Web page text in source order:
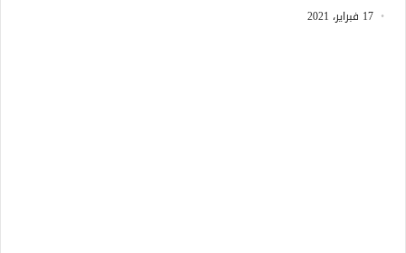
17 فبراير، 2021